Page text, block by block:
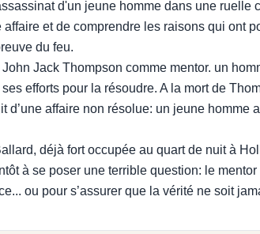
d'un jeune homme dans une
et de comprendre les raisons qui ont
du feu.
Jack Thompson comme mentor. un
efforts pour la résoudre. A la mort de
d’une affaire non résolue: un jeune
déjà fort occupée au quart de nuit à
à se poser une terrible question: le
ou pour s’assurer que la vérité ne soit